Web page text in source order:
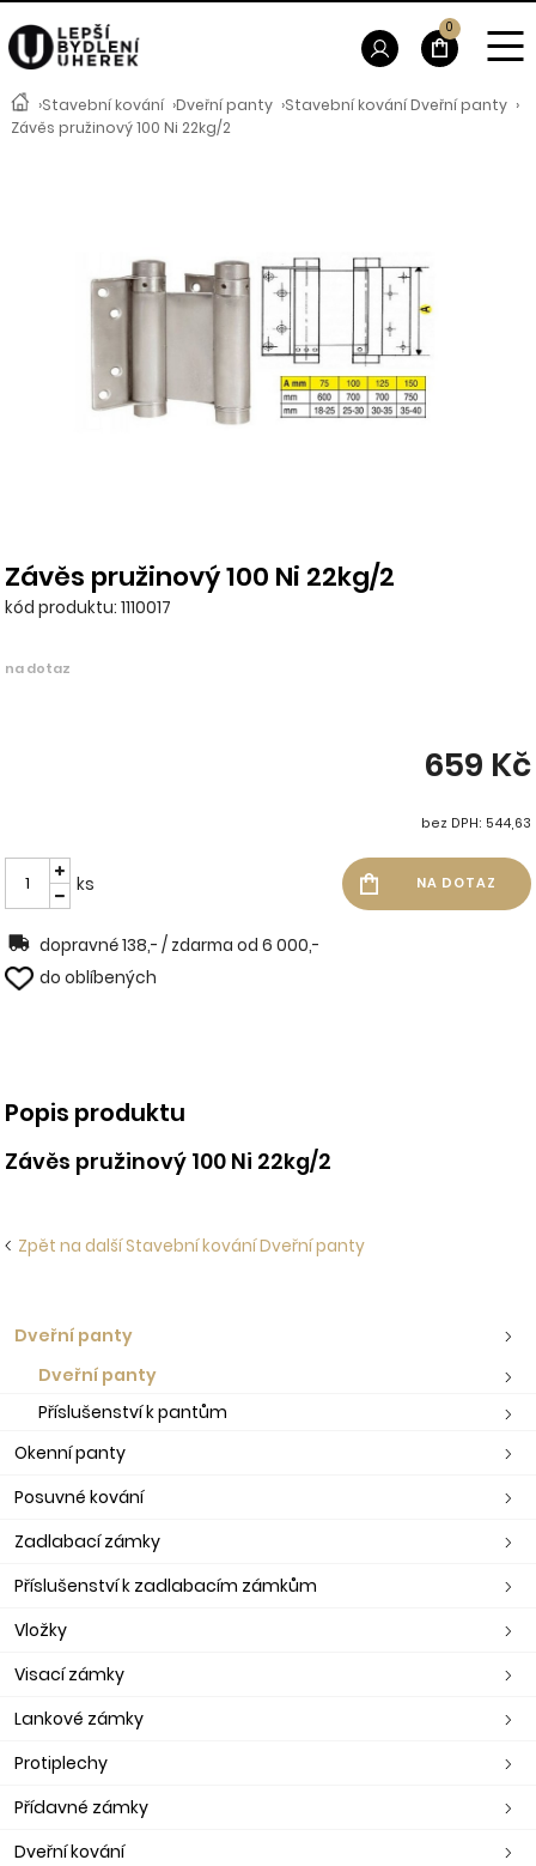
›Stavební kování ›Dveřní panty ›Stavební kování Dveřní panty ›
Závěs pružinový 100 Ni 22kg/2
Závěs pružinový 100 Ni 22kg/2
kód produktu: 1110017
na dotaz
659 Kč
bez DPH: 544,63
ks
dopravné 138,- / zdarma od 6 000,-
do oblíbených
Popis produktu
Závěs pružinový 100 Ni 22kg/2
Zpět na další Stavební kování Dveřní panty
Dveřní panty
Dveřní panty
Příslušenství k pantům
Okenní panty
Posuvné kování
Zadlabací zámky
Příslušenství k zadlabacím zámkům
Vložky
Visací zámky
Lankové zámky
Protiplechy
Přídavné zámky
Dveřní kování
0